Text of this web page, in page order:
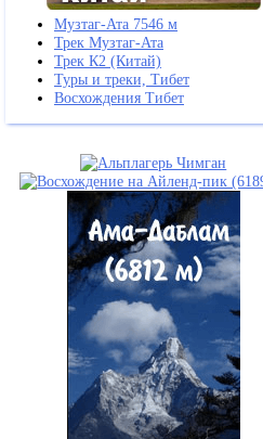
Музтаг-Ата 7546 м
Трек Музтаг-Ата
Трек К2 (Китай)
Туры и треки, Тибет
Восхождения Тибет